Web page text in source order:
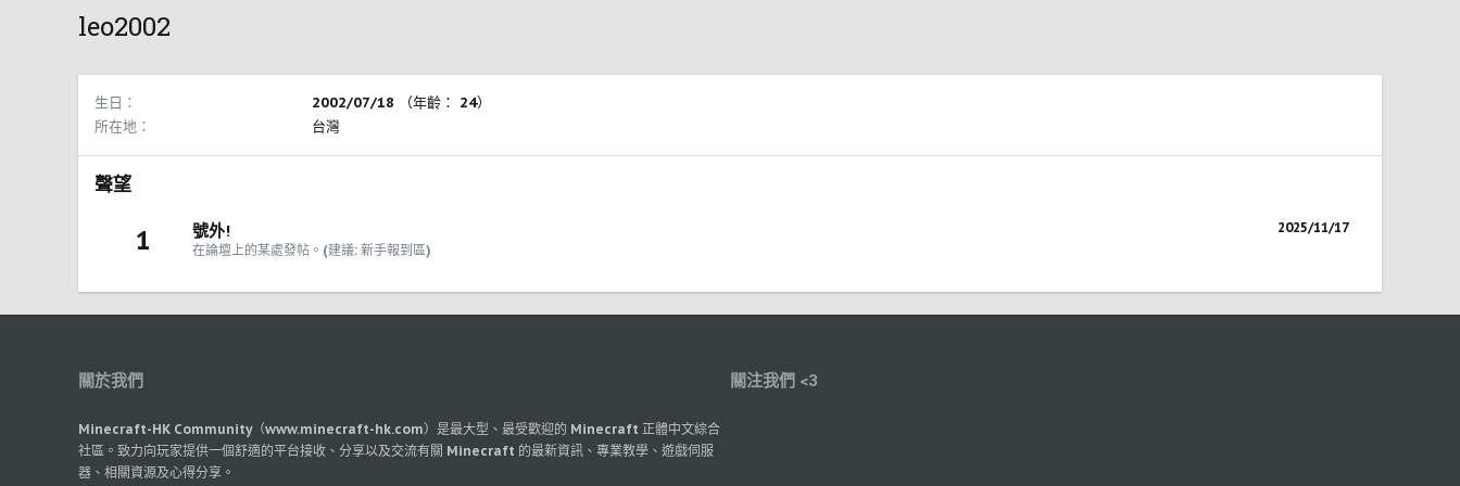
leo2002
生日
2002/07/18 （年齡： 24）
所在地
台灣
聲望
1 2025/11/17
號外!
在論壇上的某處發帖。(建議: 新手報到區)
關於我們
Minecraft-HK Community（www.minecraft-hk.com）是最大型、最受歡迎的 Minecraft 正體中文綜合
社區。致力向玩家提供一個舒適的平台接收、分享以及交流有關 Minecraft 的最新資訊、專業教學、遊戲伺服
器、相關資源及心得分享。
關注我們 <3